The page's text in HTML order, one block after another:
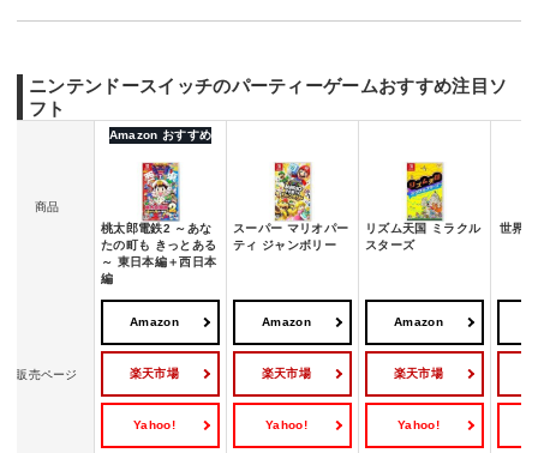
ニンテンドースイッチのパーティーゲームおすすめ注目ソ
フト
商品
Amazon おすすめ
桃太郎電鉄2 ～あな
たの町も きっとある
～ 東日本編＋西日本
編
スーパー マリオパー
ティ ジャンボリー
リズム天国 ミラクル
スターズ
世界
販売ページ
Amazon
楽天市場
Yahoo!
Amazon
楽天市場
Yahoo!
Amazon
楽天市場
Yahoo!